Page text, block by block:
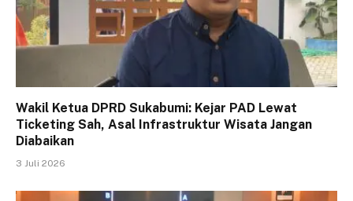
Wakil Ketua DPRD Sukabumi: Kejar PAD Lewat
Ticketing Sah, Asal Infrastruktur Wisata Jangan
Diabaikan
3 Juli 2026